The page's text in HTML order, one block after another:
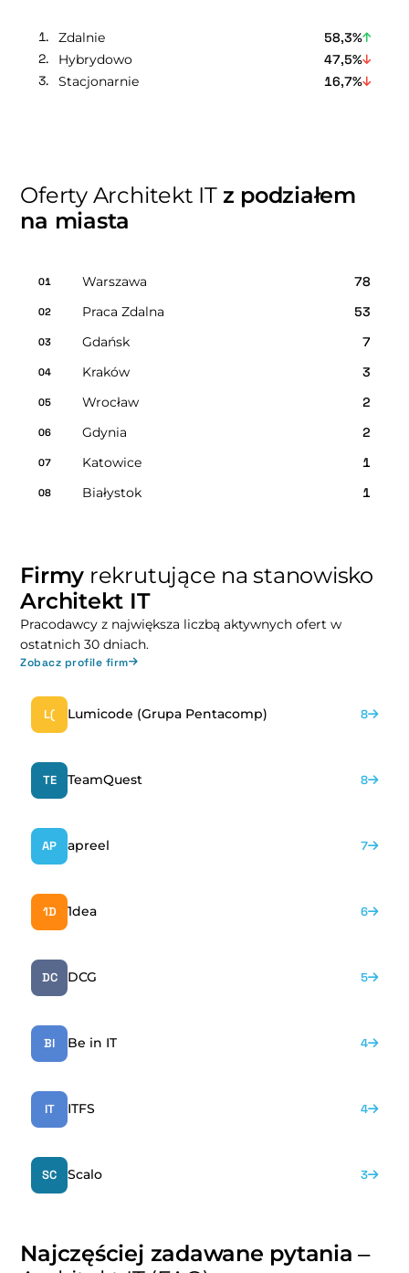
Zdalnie
58,3%
Hybrydowo
47,5%
Stacjonarnie
16,7%
Oferty Architekt IT z podziałem
na miasta
01 Warszawa 78
02 Praca Zdalna 53
03 Gdańsk 7
04 Kraków 3
05 Wrocław 2
06 Gdynia 2
07 Katowice 1
08 Białystok 1
Firmy rekrutujące na stanowisko
Architekt IT
Pracodawcy z największa liczbą aktywnych ofert w
ostatnich 30 dniach.
Zobacz profile firm
L( Lumicode (Grupa Pentacomp) 8
TE TeamQuest 8
AP apreel 7
1D 1dea 6
DC DCG 5
BI Be in IT 4
IT ITFS 4
SC Scalo 3
Najczęściej zadawane pytania –